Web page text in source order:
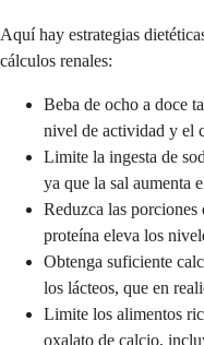
Aquí hay estrategias
cálculos renales:
Beba de ocho a doce
nivel de actividad y el
Limite la ingesta de
ya que la sal aumenta
Reduzca las
proteína eleva los
Obtenga suficiente
los lácteos, que en
Limite los alimentos
oxalato de calcio,